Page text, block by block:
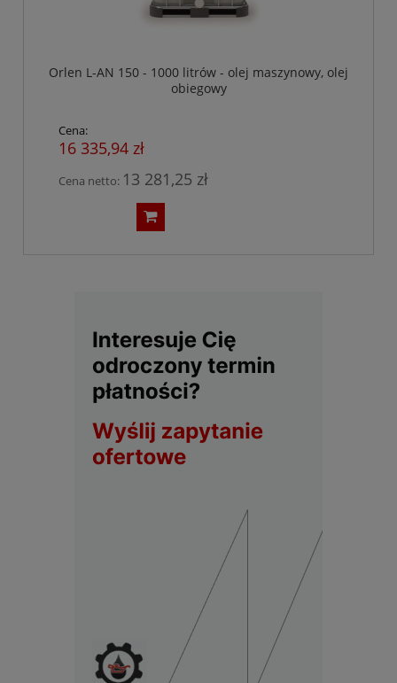
Orlen L-AN 150 - 1000 litrów - olej maszynowy, olej
obiegowy
Cena:
16 335,94 zł
Cena netto: 13 281,25 zł